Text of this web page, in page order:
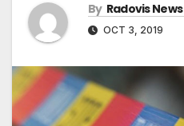
By Radovis News
OCT 3, 2019